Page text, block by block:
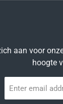
aan voor
hoogte
mailadres